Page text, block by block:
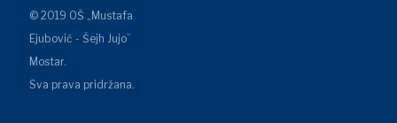
© 2019 OŠ „Mustafa
Ejubović - Šejh Jujo”
Mostar.
Sva prava pridržana.